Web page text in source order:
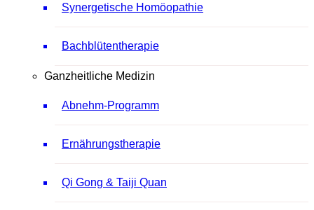
Synergetische Homöopathie
Bachblütentherapie
Ganzheitliche Medizin
Abnehm-Programm
Ernährungstherapie
Qi Gong & Taiji Quan